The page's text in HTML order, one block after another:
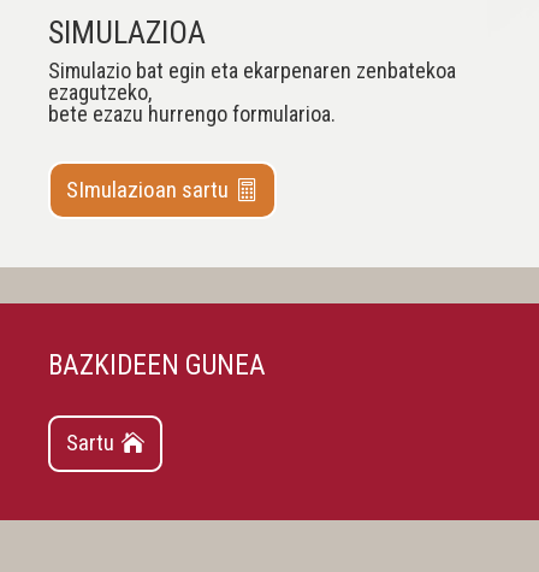
SIMULAZIOA
Simulazio bat egin eta ekarpenaren zenbatekoa
ezagutzeko,
bete ezazu hurrengo formularioa.
SImulazioan sartu
BAZKIDEEN GUNEA
Sartu